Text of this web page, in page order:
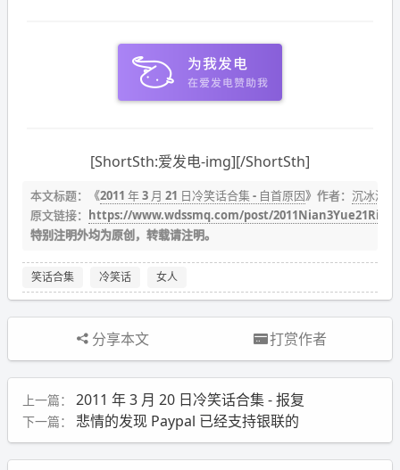
[ShortSth:爱发电-img][/ShortSth]
本文标题：《2011 年 3 月 21 日冷笑话合集 - 自首原因》作者： 沉冰浮水
原文链接： https://www.wdssmq.com/post/
特别注明外均为原创，转载请注明。
笑话合集 冷笑话 女人
分享本文 打赏作者
上一篇： 2011 年 3 月 20 日冷笑话合集 - 报复
下一篇： 悲情的发现 Paypal 已经支持银联的